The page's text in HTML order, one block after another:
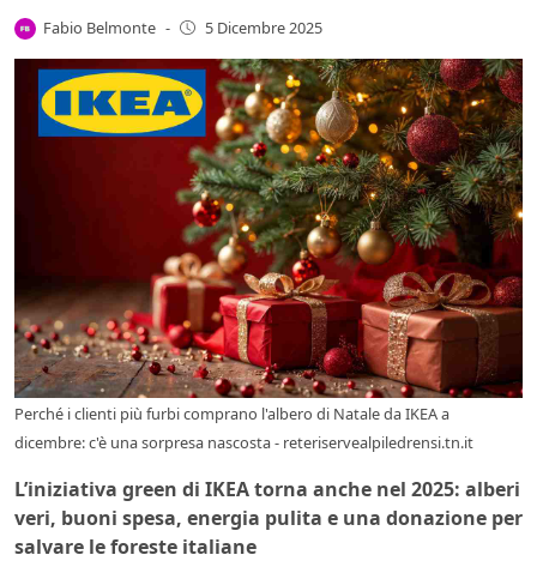
Fabio Belmonte - 5 Dicembre 2025
Perché i clienti più furbi comprano l'albero di Natale da IKEA a
dicembre: c'è una sorpresa nascosta - reteriservealpiledrensi.tn.it
L’iniziativa green di IKEA torna anche nel 2025: alberi
veri, buoni spesa, energia pulita e una donazione per
salvare le foreste italiane